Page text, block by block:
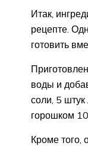
Итак,
рецепте.
готовить
воды и
соли, 5 штук
горошком
Кроме того,